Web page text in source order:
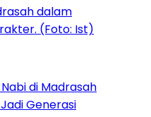
di Madrasah
Generasi